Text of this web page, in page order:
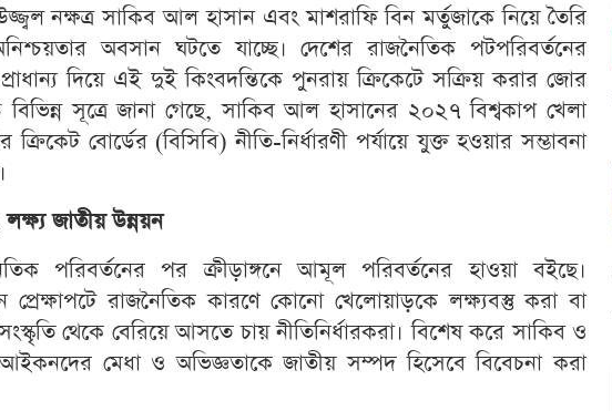
নক্ষত্র সাকিব আল হাসান এবং মাশরাফি বিন মর্তুজাকে নিয়ে তৈরি
অবসান ঘটতে যাচ্ছে। দেশের রাজনৈতিক পটপরিবর্তনের
প্রাধান্য দিয়ে এই দুই কিংবদন্তিকে পুনরায় ক্রিকেটে সক্রিয় করার জোর
বিভিন্ন সূত্রে জানা গেছে, সাকিব আল হাসানের ২০২৭ বিশ্বকাপ খেলা
বোর্ডের (বিসিবি) নীতি-নির্ধারণী পর্যায়ে যুক্ত হওয়ার সম্ভাবনা
জাতীয় উন্নয়ন
পরিবর্তনের পর ক্রীড়াঙ্গনে আমূল পরিবর্তনের হাওয়া বইছে।
প্রেক্ষাপটে রাজনৈতিক কারণে কোনো খেলোয়াড়কে লক্ষ্যবস্তু করা বা
সংস্কৃতি থেকে বেরিয়ে আসতে চায় নীতিনির্ধারকরা। বিশেষ করে সাকিব ও
মেধা ও অভিজ্ঞতাকে জাতীয় সম্পদ হিসেবে বিবেচনা করা